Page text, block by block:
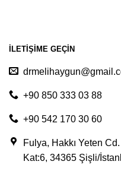
İLETIŞIME GEÇIN
+90 850 333 03 88
+90 542 170 30 60
Fulya, Hakkı Yeten
Kat:6, 34365 Şişli/